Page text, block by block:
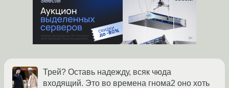
Трей? Оставь надежду, всяк чюда
входящий. Это во времена гнома2 оно хоть